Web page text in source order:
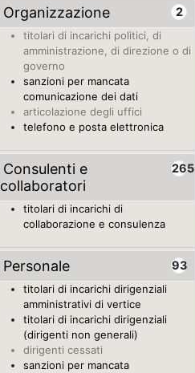
2
Organizzazione
titolari di incarichi politici, di
amministrazione, di direzione o di
governo
sanzioni per mancata
comunicazione dei dati
articolazione degli uffici
telefono e posta elettronica
265
Consulenti e
collaboratori
titolari di incarichi di
collaborazione e consulenza
93
Personale
titolari di incarichi dirigenziali
amministrativi di vertice
titolari di incarichi dirigenziali
(dirigenti non generali)
dirigenti cessati
sanzioni per mancata